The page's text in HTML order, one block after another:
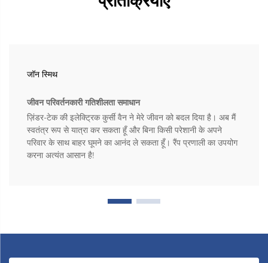
जॉन स्मिथ
जीवन परिवर्तनकारी गतिशीलता समाधान
ज़िंडर-टेक की इलेक्ट्रिक कुर्सी वैन ने मेरे जीवन को बदल दिया है। अब मैं
स्वतंत्र रूप से यात्रा कर सकता हूँ और बिना किसी परेशानी के अपने
परिवार के साथ बाहर घूमने का आनंद ले सकता हूँ। रैंप प्रणाली का उपयोग
करना अत्यंत आसान है!